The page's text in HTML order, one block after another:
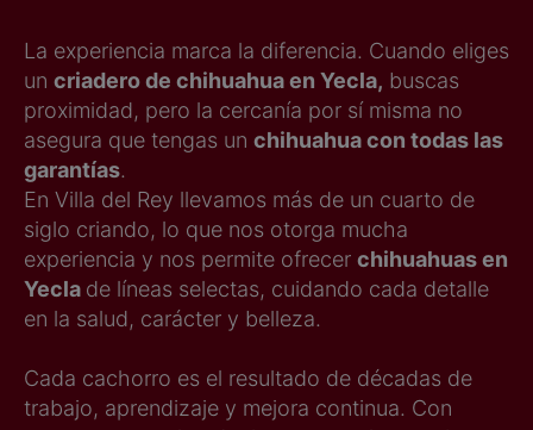
La experiencia marca la diferencia. Cuando eliges
un criadero de chihuahua en Yecla, buscas
proximidad, pero la cercanía por sí misma no
asegura que tengas un chihuahua con todas las
garantías.
En Villa del Rey llevamos más de un cuarto de
siglo criando, lo que nos otorga mucha
experiencia y nos permite ofrecer chihuahuas en
Yecla de líneas selectas, cuidando cada detalle
en la salud, carácter y belleza.
Cada cachorro es el resultado de décadas de
trabajo, aprendizaje y mejora continua. Con